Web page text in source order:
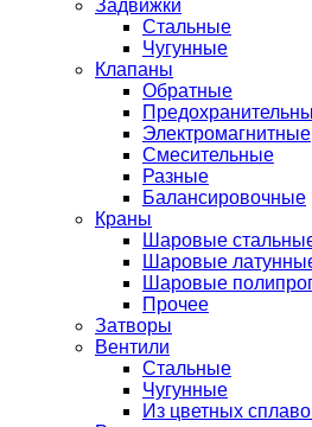
Задвижки
Стальные
Чугунные
Клапаны
Обратные
Электромагнитные
Смесительные
Разные
Балансировочные
Краны
Шаровые
Шаровые
Шаровые
Прочее
Затворы
Вентили
Стальные
Чугунные
Из цветных